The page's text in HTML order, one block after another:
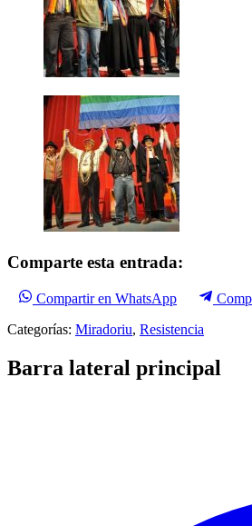
Comparte esta entrada:
Compartir en WhatsApp
Categorías: Miradoriu, Resistencia
Barra lateral principal